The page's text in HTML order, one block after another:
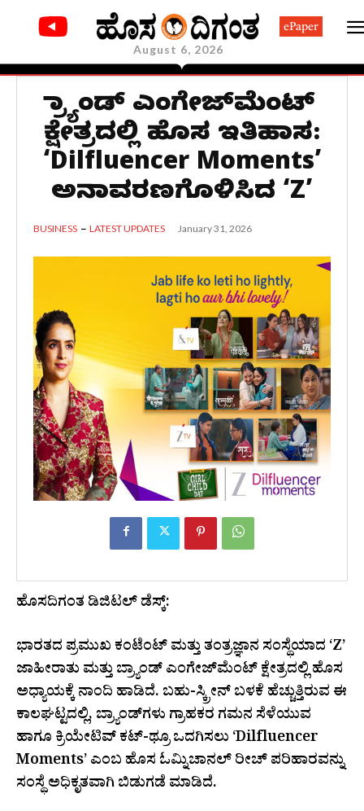
August 6, 2026
ePaper
ಬ್ರ್ಯಾಂಡ್ ಎಂಗೇಜ್‌ಮೆಂಟ್
ಕ್ಷೇತ್ರದಲ್ಲಿ ಹೊಸ ಇತಿಹಾಸ:
‘Dilfluencer Moments’
ಅನಾವರಣಗೊಳಿಸಿದ ‘Z’
BUSINESS LATEST UPDATES January 31, 2026
ಹೊಸದಿಗಂತ ಡಿಜಿಟಲ್ ಡೆಸ್ಕ್:
ಭಾರತದ ಪ್ರಮುಖ ಕಂಟೆಂಟ್ ಮತ್ತು ತಂತ್ರಜ್ಞಾನ ಸಂಸ್ಥೆಯಾದ ‘Z’
ಜಾಹೀರಾತು ಮತ್ತು ಬ್ರ್ಯಾಂಡ್ ಎಂಗೇಜ್‌ಮೆಂಟ್ ಕ್ಷೇತ್ರದಲ್ಲಿ ಹೊಸ
ಅಧ್ಯಾಯಕ್ಕೆ ನಾಂದಿ ಹಾಡಿದೆ. ಬಹು-ಸ್ಕ್ರೀನ್ ಬಳಕೆ ಹೆಚ್ಚುತ್ತಿರುವ ಈ
ಕಾಲಘಟ್ಟದಲ್ಲಿ, ಬ್ರ್ಯಾಂಡ್‌ಗಳು ಗ್ರಾಹಕರ ಗಮನ ಸೆಳೆಯುವ
ಹಾಗೂ ಕ್ರಿಯೇಟಿವ್ ಕಟ್-ಥ್ರೂ ಒದಗಿಸಲು ‘Dilfluencer
Moments’ ಎಂಬ ಹೊಸ ಓಮ್ನಿಚಾನಲ್ ರೀಚ್ ಪರಿಹಾರವನ್ನು
ಸಂಸ್ಥೆ ಅಧಿಕೃತವಾಗಿ ಬಿಡುಗಡೆ ಮಾಡಿದೆ.